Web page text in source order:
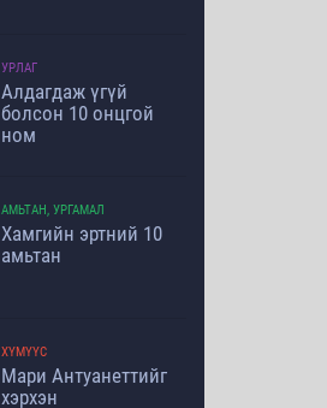
УРЛАГ
Алдагдаж үгүй
болсон 10 онцгой
ном
АМЬТАН, УРГАМАЛ
Хамгийн эртний 10
амьтан
ХҮМҮҮС
Мари Антуанеттийг
хэрхэн